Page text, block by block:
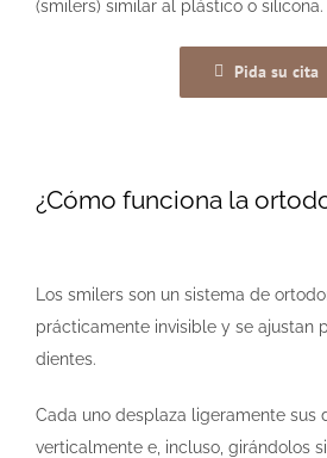
(smilers) similar al plástico o silicona.
Pida su cita
¿Cómo funciona la
Los smilers son un sistema de
prácticamente invisible y se ajustan
dientes.
Cada uno desplaza ligeramente sus
verticalmente e, incluso, girándolos